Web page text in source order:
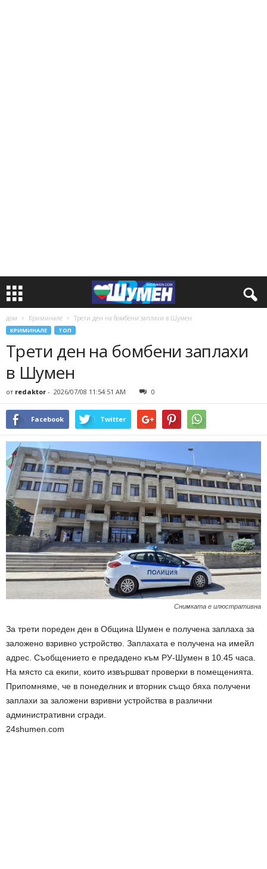
дом Криминале Трети ден на бомбени заплахи в Шумен
КРИМИНАЛЕ ТОП
Трети ден на бомбени заплахи
в Шумен
от redaktor - 2026/07/08 11:54:51 AM 0
Facebook Twitter
Снимката е илюстративна
За трети пореден ден в Община Шумен е получена заплаха за
заложено взривно устройство. Заплахата е получена на имейл
адрес. Съобщението е предадено към РУ-Шумен в 10.45 часа.
На място са екипи, които извършват проверки в помещенията.
Припомняме, че в понеделник и вторник също бяха получени
заплахи за заложени взривни устройства в различни
административни сгради.
24shumen.com